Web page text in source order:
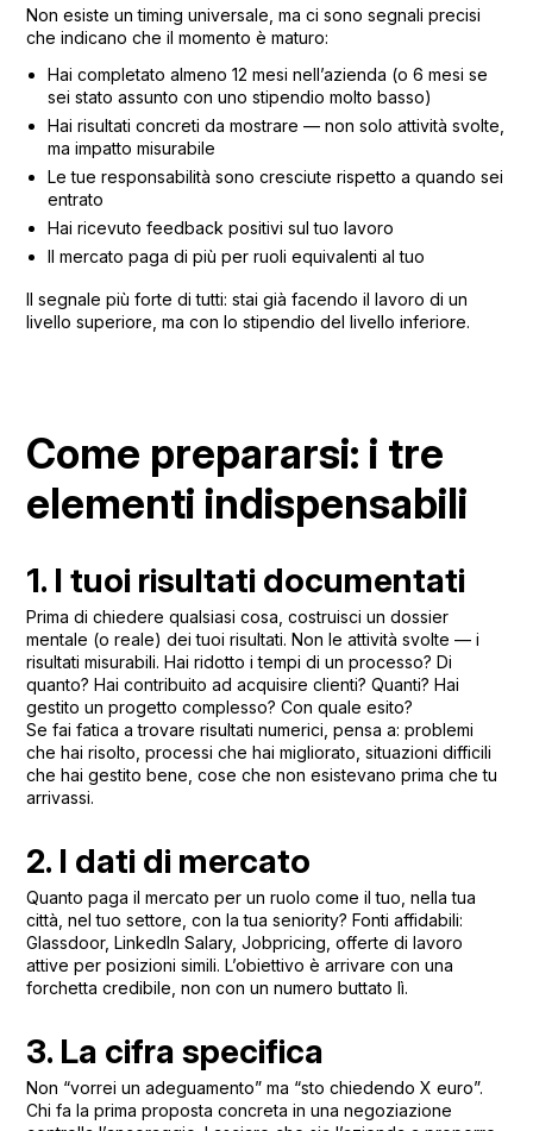
Non esiste un timing universale, ma ci sono segnali precisi
che indicano che il momento è maturo:
Hai completato almeno 12 mesi nell’azienda (o 6 mesi se
sei stato assunto con uno stipendio molto basso)
Hai risultati concreti da mostrare — non solo attività svolte,
ma impatto misurabile
Le tue responsabilità sono cresciute rispetto a quando sei
entrato
Hai ricevuto feedback positivi sul tuo lavoro
Il mercato paga di più per ruoli equivalenti al tuo
Il segnale più forte di tutti: stai già facendo il lavoro di un
livello superiore, ma con lo stipendio del livello inferiore.
Come prepararsi: i tre
elementi indispensabili
1. I tuoi risultati documentati
Prima di chiedere qualsiasi cosa, costruisci un dossier
mentale (o reale) dei tuoi risultati. Non le attività svolte — i
risultati misurabili. Hai ridotto i tempi di un processo? Di
quanto? Hai contribuito ad acquisire clienti? Quanti? Hai
gestito un progetto complesso? Con quale esito?
Se fai fatica a trovare risultati numerici, pensa a: problemi
che hai risolto, processi che hai migliorato, situazioni difficili
che hai gestito bene, cose che non esistevano prima che tu
arrivassi.
2. I dati di mercato
Quanto paga il mercato per un ruolo come il tuo, nella tua
città, nel tuo settore, con la tua seniority? Fonti affidabili:
Glassdoor, LinkedIn Salary, Jobpricing, offerte di lavoro
attive per posizioni simili. L’obiettivo è arrivare con una
forchetta credibile, non con un numero buttato lì.
3. La cifra specifica
Non “vorrei un adeguamento” ma “sto chiedendo X euro”.
Chi fa la prima proposta concreta in una negoziazione